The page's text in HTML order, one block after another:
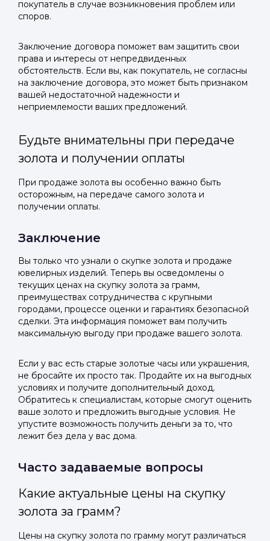
покупатель в случае возникновения проблем или
споров.
Заключение договора поможет вам защитить свои
права и интересы от непредвиденных
обстоятельств. Если вы, как покупатель, не согласны
на заключение договора, это может быть признаком
вашей недостаточной надежности и
неприемлемости ваших предложений.
Будьте внимательны при передаче
золота и получении оплаты
При продаже золота вы особенно важно быть
осторожным, на передаче самого золота и
получении оплаты.
Заключение
Вы только что узнали о скупке золота и продаже
ювелирных изделий. Теперь вы осведомлены о
текущих ценах на скупку золота за грамм,
преимуществах сотрудничества с крупными
городами, процессе оценки и гарантиях безопасной
сделки. Эта информация поможет вам получить
максимальную выгоду при продаже вашего золота.
Если у вас есть старые золотые часы или украшения,
не бросайте их просто так. Продайте их на выгодных
условиях и получите дополнительный доход.
Обратитесь к специалистам, которые смогут оценить
ваше золото и предложить выгодные условия. Не
упустите возможность получить деньги за то, что
лежит без дела у вас дома.
Часто задаваемые вопросы
Какие актуальные цены на скупку
золота за грамм?
Цены на скупку золота по грамму могут различаться